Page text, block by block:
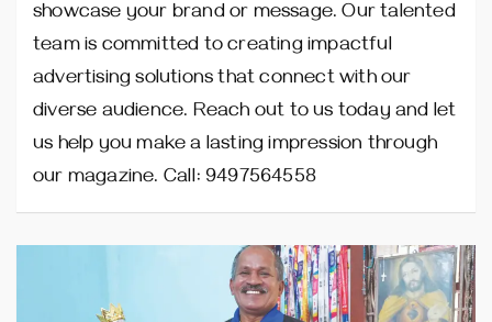
showcase your brand or message. Our talented
team is committed to creating impactful
advertising solutions that connect with our
diverse audience. Reach out to us today and let
us help you make a lasting impression through
our magazine. Call: 9497564558